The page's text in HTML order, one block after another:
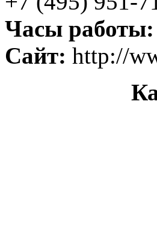
Часы работы:
Сайт: http://